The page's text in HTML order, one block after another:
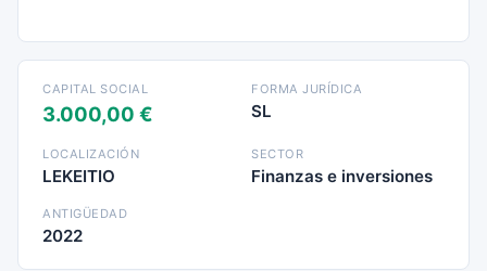
CAPITAL SOCIAL
3.000,00 €
FORMA JURÍDICA
SL
LOCALIZACIÓN
LEKEITIO
SECTOR
Finanzas e inversiones
ANTIGÜEDAD
2022